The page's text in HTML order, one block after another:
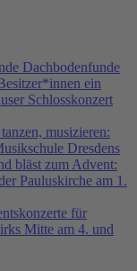
Dachbodenfunde
ein
Schlosskonzert
musizieren:
Dresdens
bläst zum Advent:
Pauluskirche am 1.
für
Mitte am 4. und